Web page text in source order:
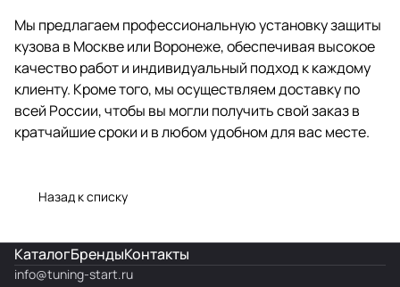
Мы предлагаем профессиональную установку защиты
кузова в Москве или Воронеже, обеспечивая высокое
качество работ и индивидуальный подход к каждому
клиенту. Кроме того, мы осуществляем доставку по
всей России, чтобы вы могли получить свой заказ в
кратчайшие сроки и в любом удобном для вас месте.
Назад к списку
КаталогБрендыКонтакты
info@tuning-start.ru